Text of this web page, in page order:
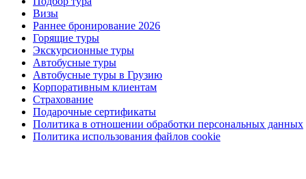
Визы
Раннее бронирование 2026
Горящие туры
Экскурсионные туры
Автобусные туры
Автобусные туры в Грузию
Корпоративным клиентам
Страхование
Подарочные сертификаты
Политика в отношении обработки персональных данных
Политика использования файлов cookie